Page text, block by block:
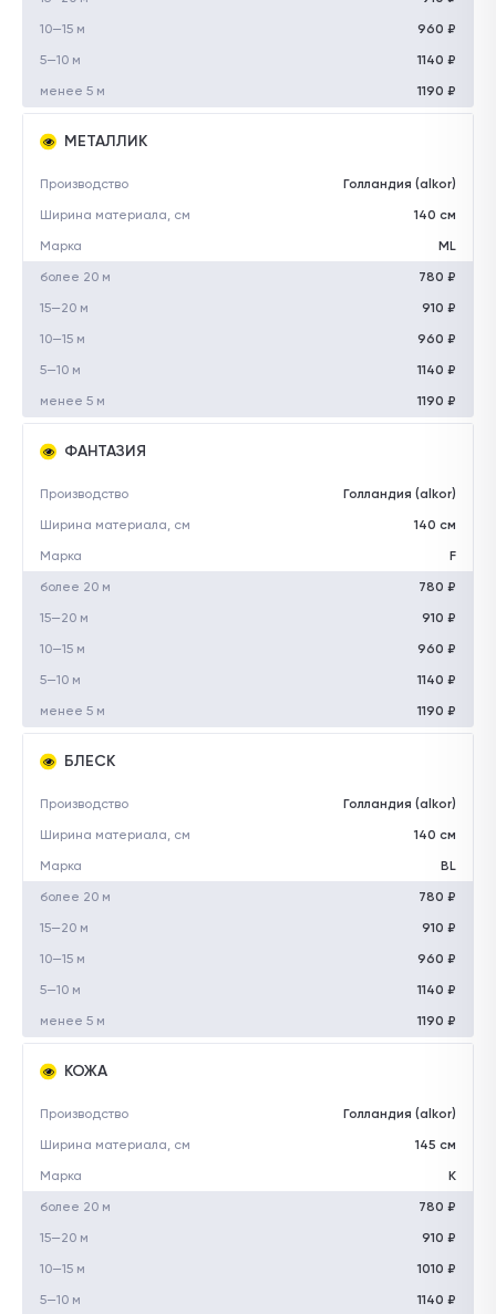
10—15 м
960 ₽
5—10 м
1140 ₽
менее 5 м
1190 ₽
МЕТАЛЛИК
Производство
Голландия (alkor)
Ширина материала, см
140 см
Марка
ML
более 20 м
780 ₽
15—20 м
910 ₽
10—15 м
960 ₽
5—10 м
1140 ₽
менее 5 м
1190 ₽
ФАНТАЗИЯ
Производство
Голландия (alkor)
Ширина материала, см
140 см
Марка
F
более 20 м
780 ₽
15—20 м
910 ₽
10—15 м
960 ₽
5—10 м
1140 ₽
менее 5 м
1190 ₽
БЛЕСК
Производство
Голландия (alkor)
Ширина материала, см
140 см
Марка
BL
более 20 м
780 ₽
15—20 м
910 ₽
10—15 м
960 ₽
5—10 м
1140 ₽
менее 5 м
1190 ₽
КОЖА
Производство
Голландия (alkor)
Ширина материала, см
145 см
Марка
K
более 20 м
780 ₽
15—20 м
910 ₽
10—15 м
1010 ₽
5—10 м
1140 ₽